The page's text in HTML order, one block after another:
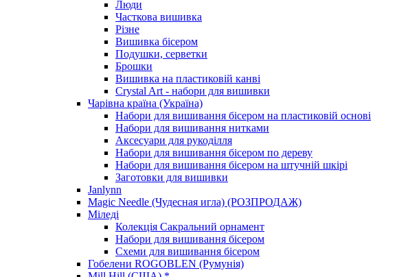
Люди
Часткова вишивка
Різне
Вишивка бісером
Подушки, серветки
Брошки
Вишивка на пластиковій канві
Crystal Art - набори для вишивки
Чарівна країна (Україна)
Набори для вишивання бісером на пластиковій основі
Набори для вишивання нитками
Аксесуари для рукоділля
Набори для вишивання бісером по дереву
Набори для вишивання бісером на штучній шкірі
Заготовки для вишивки
Janlynn
Magic Needle (Чудесная игла) (РОЗПРОДАЖ)
Міледі
Колекція Сакральний орнамент
Набори для вишивання бісером
Схеми для вишивання бісером
Гобелени ROGOBLEN (Румунія)